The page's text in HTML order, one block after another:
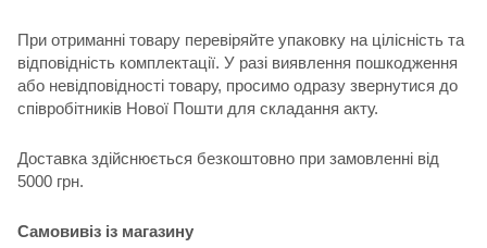
При отриманні товару перевіряйте упаковку на цілісність та
відповідність комплектації. У разі виявлення пошкодження
або невідповідності товару, просимо одразу звернутися до
співробітників Нової Пошти для складання акту.
Доставка здійснюється безкоштовно при замовленні від
5000 грн.
Самовивіз із магазину